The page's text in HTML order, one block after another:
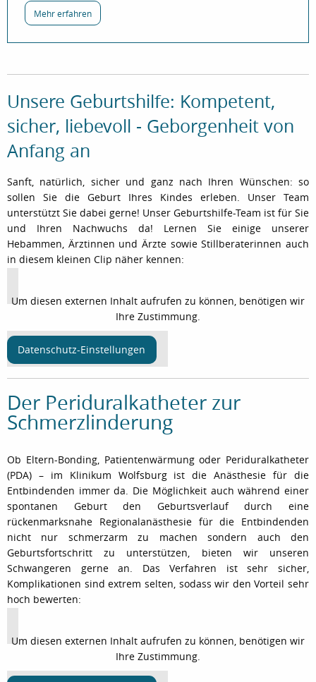
Mehr erfahrenüber „Nach der Geburt“
Unsere Geburtshilfe: Kompetent,
sicher, liebevoll - Geborgenheit von
Anfang an
Sanft, natürlich, sicher und ganz nach Ihren Wünschen: so
sollen Sie die Geburt Ihres Kindes erleben. Unser Team
unterstützt Sie dabei gerne! Unser Geburtshilfe-Team ist für Sie
und Ihren Nachwuchs da! Lernen Sie einige unserer
Hebammen, Ärztinnen und Ärzte sowie Stillberaterinnen auch
in diesem kleinen Clip näher kennen:
Um diesen externen Inhalt aufrufen zu können, benötigen wir
Ihre Zustimmung.
Datenschutz-Einstellungen
Der Periduralkatheter zur
Schmerzlinderung
Ob Eltern-Bonding, Patientenwärmung oder Periduralkatheter
(PDA) – im Klinikum Wolfsburg ist die Anästhesie für die
Entbindenden immer da. Die Möglichkeit auch während einer
spontanen Geburt den Geburtsverlauf durch eine
rückenmarksnahe Regionalanästhesie für die Entbindenden
nicht nur schmerzarm zu machen sondern auch den
Geburtsfortschritt zu unterstützen, bieten wir unseren
Schwangeren gerne an. Das Verfahren ist sehr sicher,
Komplikationen sind extrem selten, sodass wir den Vorteil sehr
hoch bewerten:
Um diesen externen Inhalt aufrufen zu können, benötigen wir
Ihre Zustimmung.